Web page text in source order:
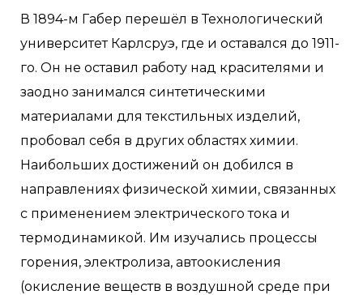
В 1894-м Габер перешёл в Технологический
университет Карлсруэ, где и оставался до 1911-
го. Он не оставил работу над красителями и
заодно занимался синтетическими
материалами для текстильных изделий,
пробовал себя в других областях химии.
Наибольших достижений он добился в
направлениях физической химии, связанных
с применением электрического тока и
термодинамикой. Им изучались процессы
горения, электролиза, автоокисления
(окисление веществ в воздушной среде при